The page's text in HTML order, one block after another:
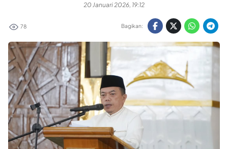
20 Januari 2026, 19:12
78 Bagikan: